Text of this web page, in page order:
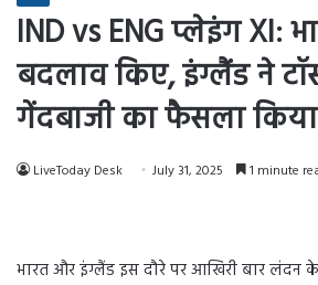
IND vs ENG प्लेइंग XI:
बदलाव किए, इंग्लैंड ने
गेंदबाजी का फैसला किया
LiveToday Desk July 31, 2025 1 minute
भारत और इंग्लैंड इस दौरे पर आखिरी बार